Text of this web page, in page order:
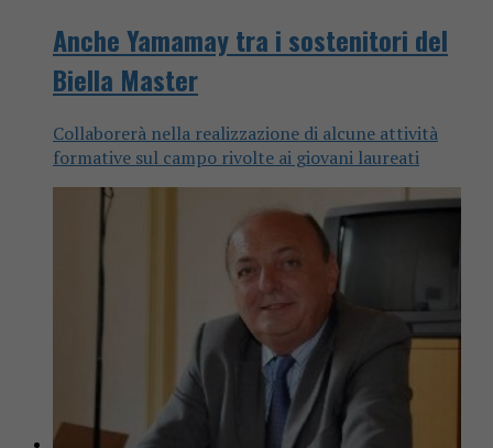
Anche Yamamay tra i sostenitori del
Biella Master
Collaborerà nella realizzazione di alcune attività
formative sul campo rivolte ai giovani laureati